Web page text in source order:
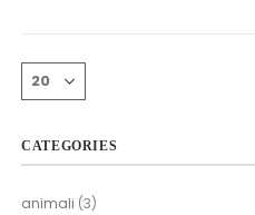
CATEGORIES
animali (3)